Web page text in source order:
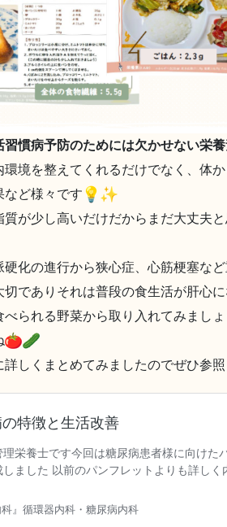
習慣病予防のためには欠かせない栄
環境を整えてくれるだけでなく、体
など様々です
質が少し高いだけだからまだ大丈夫
硬化の進行から狭心症、心筋梗塞な
でありそれは普段の食生活が肝心に
べられる野菜から取り入れてみまし
詳しくまとめてみましたのでぜひ参